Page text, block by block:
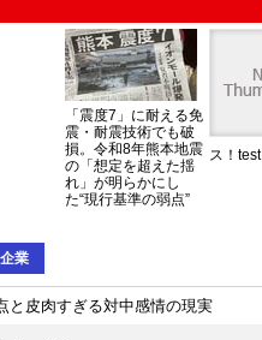
「震度7」に耐える免
震・耐震技術でも破
損。令和8年熊本地震
の「想定を超えた揺
れ」が明らかにし
た“現行基準の弱点”
ス！test
業
と皮肉すぎる対中感情の現実